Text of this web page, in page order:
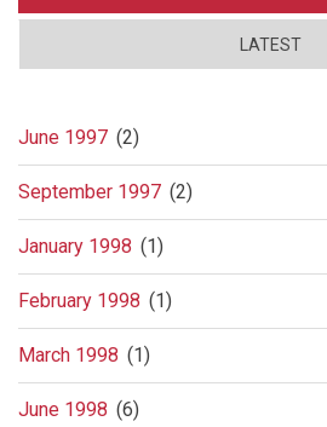
LATEST
June 1997 (2)
September 1997 (2)
January 1998 (1)
February 1998 (1)
March 1998 (1)
June 1998 (6)